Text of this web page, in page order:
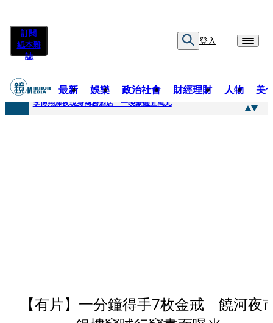
訂閱
紙本雜
誌
登入
最新 娛樂 政治社會 財經理財 人物 美
快訊
李博翔深夜現身商務酒店 一晚豪砸五萬元
【有片】一分鐘得手7枚金戒 饒河夜